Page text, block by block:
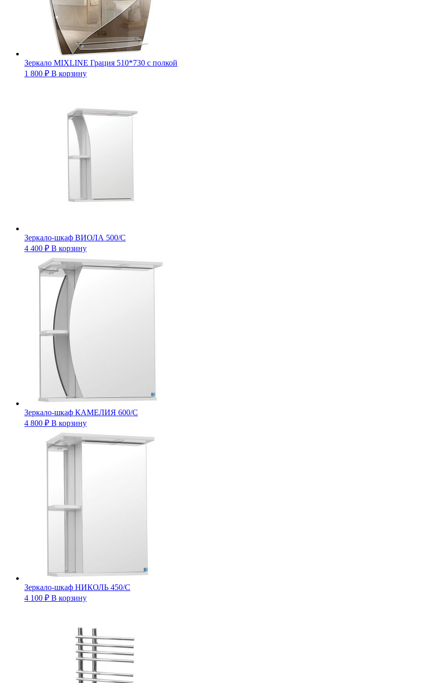
Зеркало MIXLINE Грация 510*730 с полкой
1 800 ₽ В корзину
Зеркало-шкаф ВИОЛА 500/С
4 400 ₽ В корзину
Зеркало-шкаф КАМЕЛИЯ 600/С
4 800 ₽ В корзину
Зеркало-шкаф НИКОЛЬ 450/С
4 100 ₽ В корзину